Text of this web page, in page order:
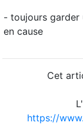
- toujours garder
en cause
Cet
https://